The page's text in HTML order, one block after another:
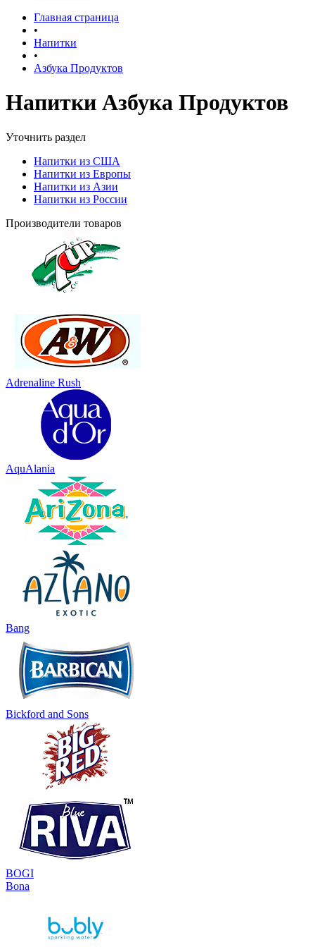
Главная страница
•
Напитки
•
Азбука Продуктов
Напитки Азбука Продуктов
Уточнить раздел
Напитки из США
Напитки из Европы
Напитки из Азии
Напитки из России
Производители товаров
Adrenaline Rush
AquAlania
Bang
Bickford and Sons
BOGI
Bona